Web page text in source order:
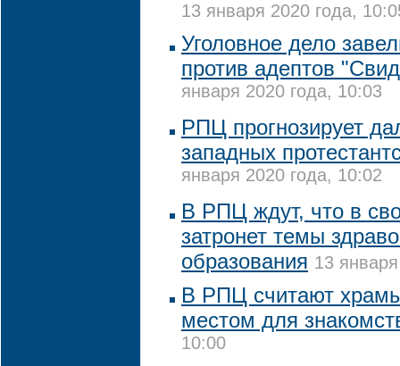
13 января 2020 года,
Уголовное дело
против адептов
января 2020 года, 10:03
РПЦ прогнозирует
западных
января 2020 года, 10:02
В РПЦ ждут, что в
затронет темы
образования 13
В РПЦ считают
местом для
10:00